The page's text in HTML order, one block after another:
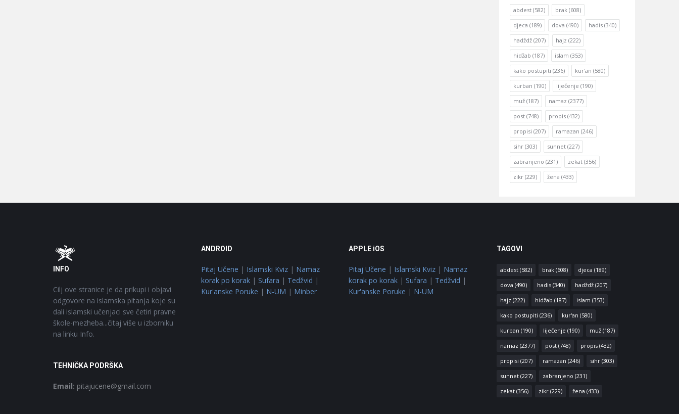
abdest (582) brak (608)
djeca (189) dova (490) hadis (340)
hadždž (207) hajz (222)
hidžab (187) islam (353)
kako postupiti (236) kur'an (580)
kurban (190) liječenje (190)
muž (187) namaz (2377)
post (748) propis (432)
propisi (207) ramazan (246)
sihr (303) sunnet (227)
zabranjeno (231) zekat (356)
zikr (229) žena (433)
Footer
INFO
Cilj ove stranice je da prikupi i objavi
odgovore na islamska pitanja koje su
dali islamski učenjaci sve četiri pravne
škole-mezheba...čitaj više u izborniku
na linku Info.
TEHNIČKA PODRŠKA
Email: pitajucene@gmail.com
ANDROID
Pitaj Učene | Islamski Kviz| Namaz
korak po korak| Sufara | Tedžvid |
Kur'anske Poruke | N-UM | Minber
APPLE iOS
Pitaj Učene | Islamski Kviz | Namaz
korak po korak | Sufara | Tedžvid |
Kur'anske Poruke | N-UM
TAGOVI
abdest(582) brak(608) djeca (189)
dova (490) hadis(340) hadždž(207)
hajz (222) hidžab (187) islam (353)
kako postupiti (236) kur'an (580)
kurban (190) liječenje (190) muž(187)
namaz (2377) post(748) propis(432)
propisi (207) ramazan (246) sihr(303)
sunnet(227) zabranjeno (231)
zekat(356) zikr(229) žena (433)